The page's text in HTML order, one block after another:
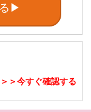
▶
＞＞今すぐ確認する